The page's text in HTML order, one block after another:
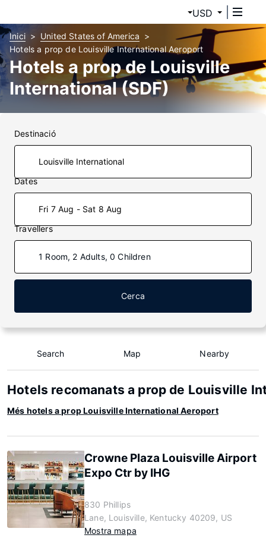
USD
Inici
United States of America
Hotels a prop de Louisville International Aeroport
Hotels a prop de Louisville
International (SDF)
Destinació
Dates
Fri 7 Aug - Sat 8 Aug
Travellers
1 Room, 2 Adults, 0 Children
Cerca
Search Map Nearby
Hotels recomanats a prop de Louisville
Més hotels a prop Louisville International Aeroport
Crowne Plaza Louisville Airport
Expo Ctr by IHG
830 Phillips
Lane, Louisville, Kentucky 40209, US
Mostra mapa